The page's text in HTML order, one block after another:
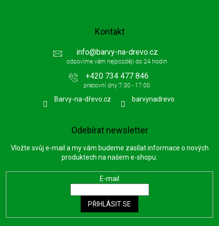
Kontakt
info@barvy-na-drevo.cz
+420 734 477 846
Barvy-na-dřevo.cz barvynadrevo
Odebírat newsletter
Vložte svůj e-mail a my vám budeme zasílat informace o nových
produktech na našem e-shopu.
E-mail
PŘIHLÁSIT SE